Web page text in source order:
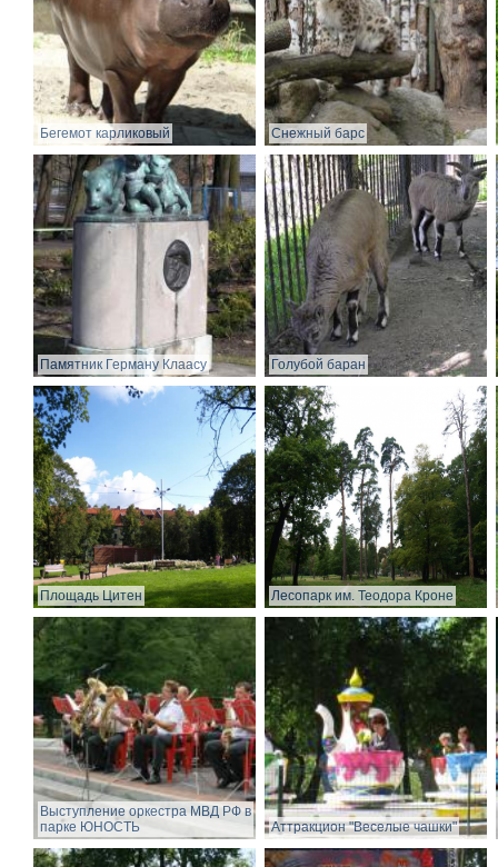
Бегемот карликовый Снежный барс
Памятник Герману Клаасу Голубой баран
Площадь Цитен Лесопарк им. Теодора Кроне
Выступление оркестра МВД РФ в
парке ЮНОСТЬ
Аттракцион "Веселые чашки"